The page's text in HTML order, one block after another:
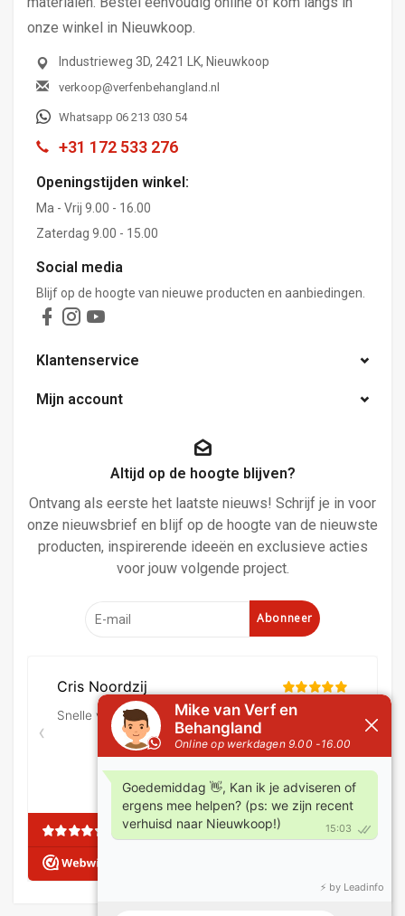
onze winkel in Nieuwkoop.
Industrieweg 3D, 2421 LK, Nieuwkoop
verkoop@verfenbehangland.nl
Whatsapp 06 213 030 54
+31 172 533 276
Openingstijden winkel:
Ma - Vrij 9.00 - 16.00
Zaterdag 9.00 - 15.00
Social media
Blijf op de hoogte van nieuwe producten en aanbiedingen.
Klantenservice
Mijn account
Altijd op de hoogte blijven?
Ontvang als eerste het laatste nieuws! Schrijf je in voor
onze nieuwsbrief en blijf op de hoogte van de nieuwste
producten, inspirerende ideeën en exclusieve acties
voor jouw volgende project.
Abonneer